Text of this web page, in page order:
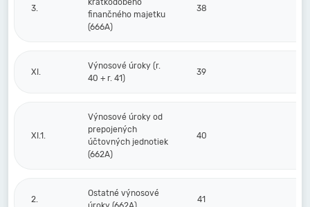
3.
krátkodobého
finančného majetku
(666A)
38
XI.
Výnosové úroky (r.
40 + r. 41)
39
XI.1.
Výnosové úroky od
prepojených
účtovných jednotiek
(662A)
40
2.
Ostatné výnosové
41